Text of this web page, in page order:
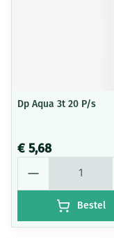
Dp Aqua 3t 20 P/s
€ 5,68
Bestel